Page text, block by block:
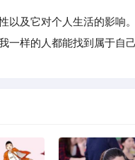
以及它对个人生活的影响
样的人都能找到属于自